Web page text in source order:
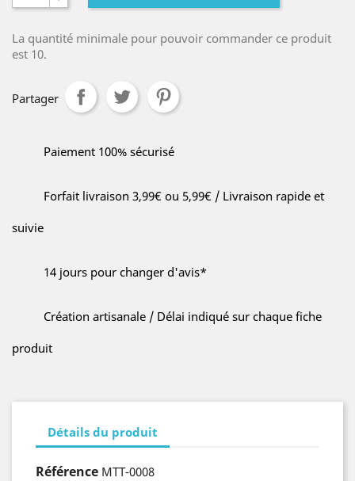
La quantité minimale pour pouvoir commander ce produit
est 10.
Partager
Paiement 100% sécurisé
Forfait livraison 3,99€ ou 5,99€ / Livraison rapide et
suivie
14 jours pour changer d'avis*
Création artisanale / Délai indiqué sur chaque fiche
produit
Détails du produit
Référence MTT-0008